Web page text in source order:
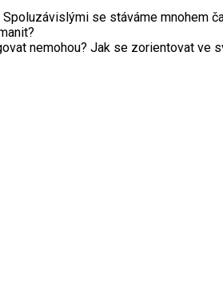
se stáváme mnohem
nemohou? Jak se zorientovat ve